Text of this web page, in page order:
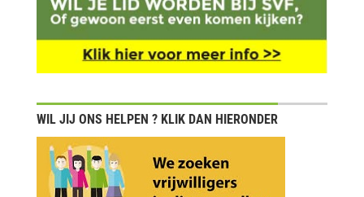
WIL JIJ ONS HELPEN ? KLIK DAN HIERONDER